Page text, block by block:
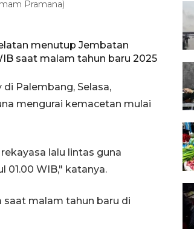
Pramana)
menutup Jembatan
saat malam tahun baru 2025
Palembang, Selasa,
mengurai kemacetan mulai
lalu lintas guna
01.00 WIB," katanya.
saat malam tahun baru di